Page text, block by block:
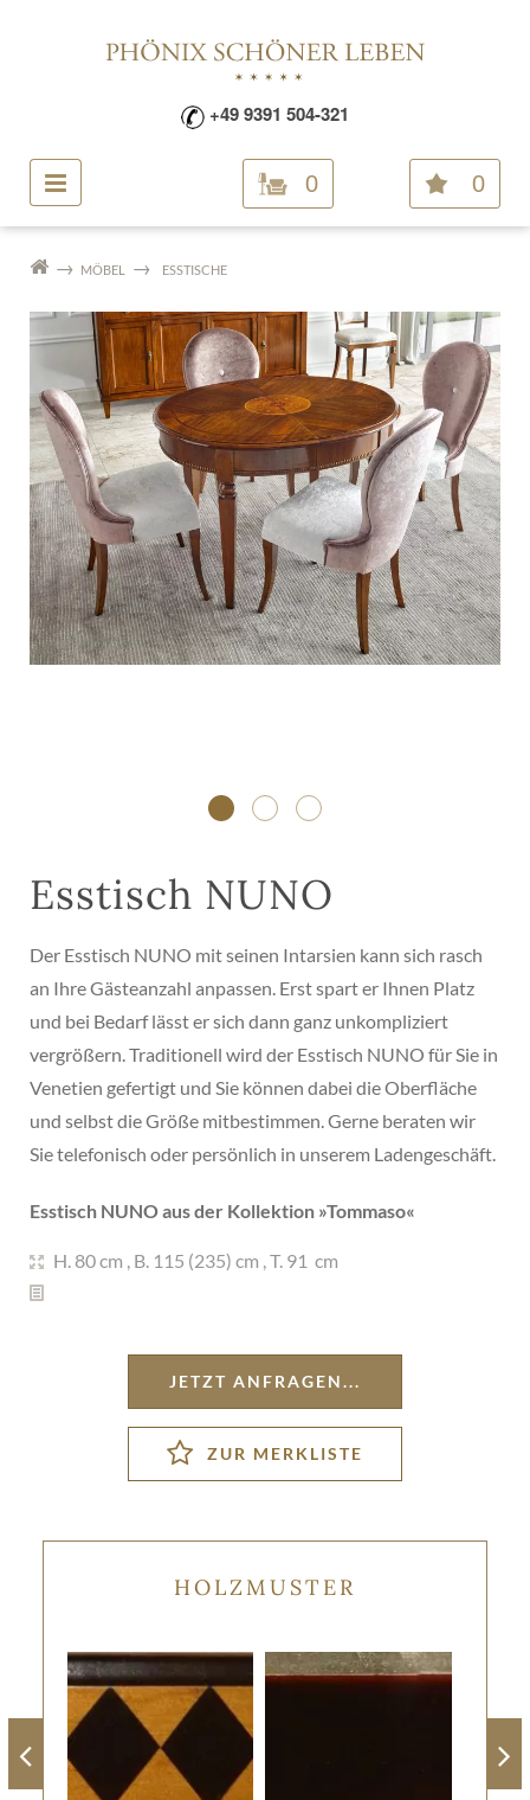
+49 9391 504-321
0 0
MÖBEL ESSTISCHE
Esstisch NUNO
Der Esstisch NUNO mit seinen Intarsien kann sich rasch
an Ihre Gästeanzahl anpassen. Erst spart er Ihnen Platz
und bei Bedarf lässt er sich dann ganz unkompliziert
vergrößern. Traditionell wird der Esstisch NUNO für Sie in
Venetien gefertigt und Sie können dabei die Oberfläche
und selbst die Größe mitbestimmen. Gerne beraten wir
Sie telefonisch oder persönlich in unserem Ladengeschäft.
Esstisch NUNO aus der Kollektion »Tommaso«
H. 80 cm , B. 115 (235) cm ,T. 91 cm
JETZT ANFRAGEN...
HOLZMUSTER